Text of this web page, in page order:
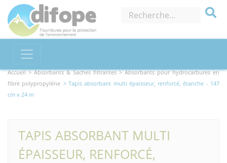
Accueil >Absorbants & Saches filtrantes> Absorbants pour hydrocarbures en
fibre polypropylène > Tapis absorbant multi épaisseur, renforcé, étanche - 147
cm x 24 m
TAPIS ABSORBANT MULTI
ÉPAISSEUR, RENFORCÉ,